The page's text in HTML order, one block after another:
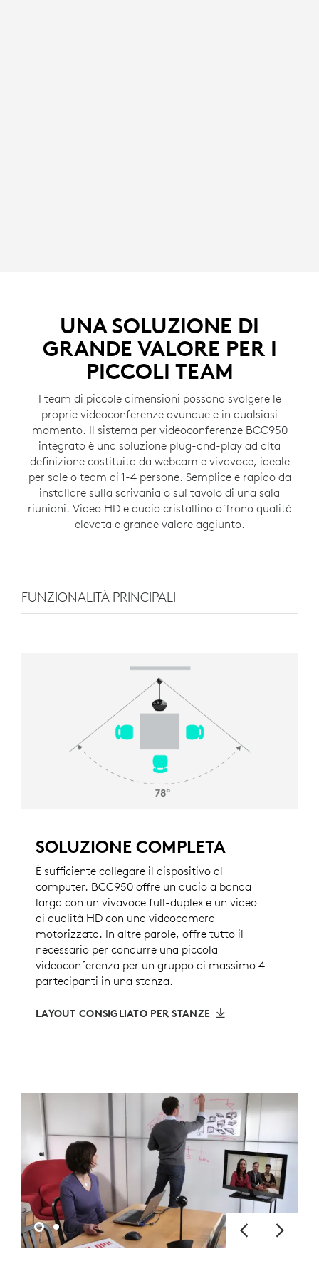
UNA SOLUZIONE DI
GRANDE VALORE PER I
PICCOLI TEAM
I team di piccole dimensioni possono svolgere le
proprie videoconferenze ovunque e in qualsiasi
momento. Il sistema per videoconferenze BCC950
integrato è una soluzione plug-and-play ad alta
definizione costituita da webcam e vivavoce, ideale
per sale o team di 1-4 persone. Semplice e rapido da
installare sulla scrivania o sul tavolo di una sala
riunioni. Video HD e audio cristallino offrono qualità
elevata e grande valore aggiunto.
FUNZIONALITÀ PRINCIPALI
SOLUZIONE COMPLETA
È sufficiente collegare il dispositivo al
computer. BCC950 offre un audio a banda
larga con un vivavoce full-duplex e un video
di qualità HD con una videocamera
motorizzata. In altre parole, offre tutto il
necessario per condurre una piccola
videoconferenza per un gruppo di massimo 4
partecipanti in una stanza.
LAYOUT CONSIGLIATO PER STANZE